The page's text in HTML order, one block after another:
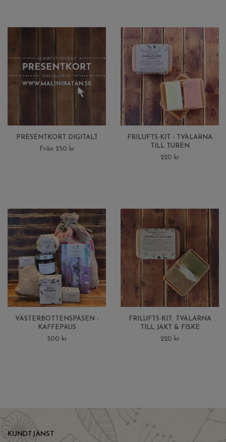
PRESENTKORT DIGITALT
Från 250 kr
FRILUFTS-KIT - TVÅLARNA
TILL TUREN
220 kr
VÄSTERBOTTENSPÅSEN -
KAFFEPAUS
500 kr
FRILUFTS-KIT: TVÅLARNA
TILL JAKT & FISKE
220 kr
KUNDTJÄNST